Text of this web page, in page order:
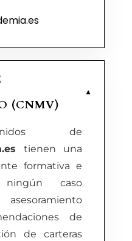
(CNMV)
▼
de
tienen una
formativa e
caso
de
de carteras